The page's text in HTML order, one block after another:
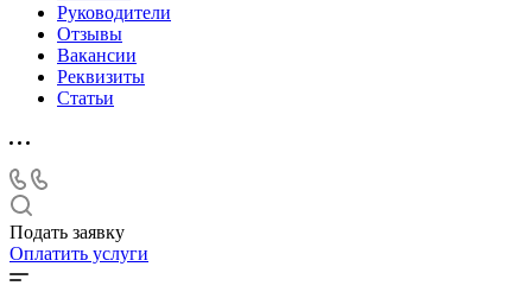
Руководители
Отзывы
Вакансии
Реквизиты
Статьи
Подать заявку
Оплатить услуги